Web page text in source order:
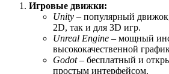
Игровые движки:
Unity – популярный
2D, так и для 3D игр.
Unreal Engine – мощный
высококачественной
Godot– бесплатный и
простым интерфейсом.